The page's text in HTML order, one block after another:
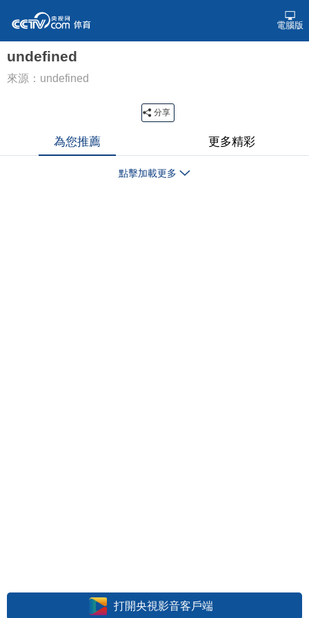
電腦版
undefined
來源：undefined
分享
為您推薦 更多精彩
點擊加載更多
打開央視影音客戶端